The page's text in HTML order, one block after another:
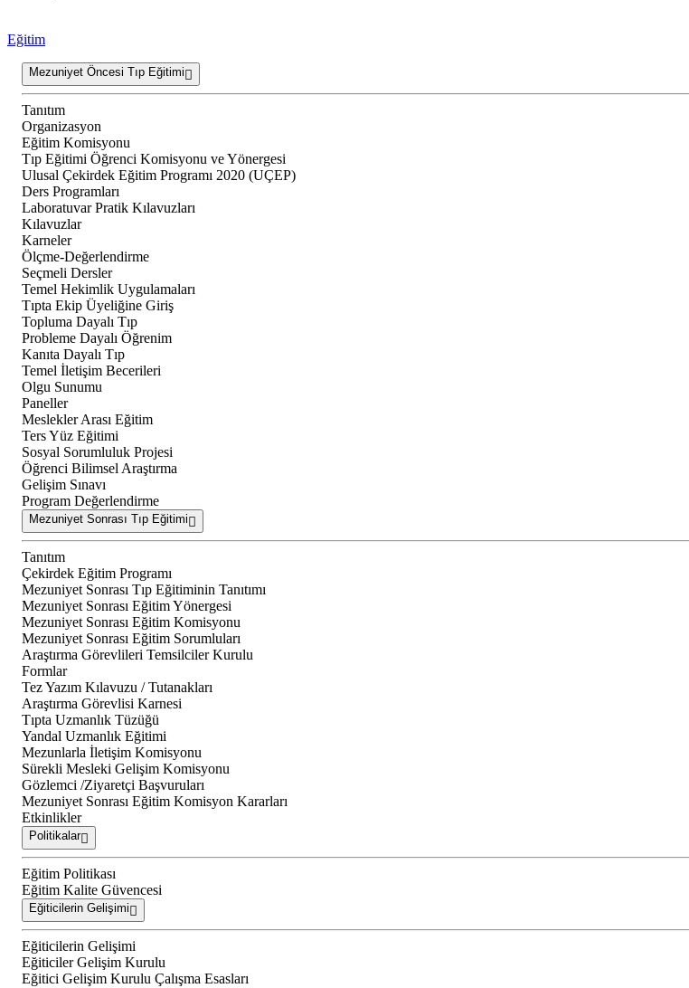
Eğitim
Mezuniyet Öncesi Tıp Eğitimi
Tanıtım
Organizasyon
Eğitim Komisyonu
Tıp Eğitimi Öğrenci Komisyonu ve Yönergesi
Ulusal Çekirdek Eğitim Programı 2020 (UÇEP)
Ders Programları
Laboratuvar Pratik Kılavuzları
Kılavuzlar
Karneler
Ölçme-Değerlendirme
Seçmeli Dersler
Temel Hekimlik Uygulamaları
Tıpta Ekip Üyeliğine Giriş
Topluma Dayalı Tıp
Probleme Dayalı Öğrenim
Kanıta Dayalı Tıp
Temel İletişim Becerileri
Olgu Sunumu
Paneller
Meslekler Arası Eğitim
Ters Yüz Eğitimi
Sosyal Sorumluluk Projesi
Öğrenci Bilimsel Araştırma
Gelişim Sınavı
Program Değerlendirme
Mezuniyet Sonrası Tıp Eğitimi
Tanıtım
Çekirdek Eğitim Programı
Mezuniyet Sonrası Tıp Eğitiminin Tanıtımı
Mezuniyet Sonrası Eğitim Yönergesi
Mezuniyet Sonrası Eğitim Komisyonu
Mezuniyet Sonrası Eğitim Sorumluları
Araştırma Görevlileri Temsilciler Kurulu
Formlar
Tez Yazım Kılavuzu / Tutanakları
Araştırma Görevlisi Karnesi
Tıpta Uzmanlık Tüzüğü
Yandal Uzmanlık Eğitimi
Mezunlarla İletişim Komisyonu
Sürekli Mesleki Gelişim Komisyonu
Gözlemci /Ziyaretçi Başvuruları
Mezuniyet Sonrası Eğitim Komisyon Kararları
Etkinlikler
Politikalar
Eğitim Politikası
Eğitim Kalite Güvencesi
Eğiticilerin Gelişimi
Eğiticilerin Gelişimi
Eğiticiler Gelişim Kurulu
Eğitici Gelişim Kurulu Çalışma Esasları